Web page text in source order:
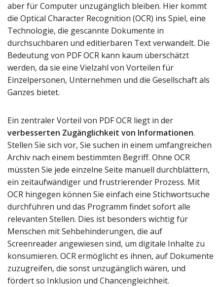
aber für Computer unzugänglich bleiben. Hier kommt
die Optical Character Recognition (OCR) ins Spiel, eine
Technologie, die gescannte Dokumente in
durchsuchbaren und editierbaren Text verwandelt. Die
Bedeutung von PDF OCR kann kaum überschätzt
werden, da sie eine Vielzahl von Vorteilen für
Einzelpersonen, Unternehmen und die Gesellschaft als
Ganzes bietet.
Ein zentraler Vorteil von PDF OCR liegt in der
verbesserten Zugänglichkeit von Informationen.
Stellen Sie sich vor, Sie suchen in einem umfangreichen
Archiv nach einem bestimmten Begriff. Ohne OCR
müssten Sie jede einzelne Seite manuell durchblättern,
ein zeitaufwändiger und frustrierender Prozess. Mit
OCR hingegen können Sie einfach eine Stichwortsuche
durchführen und das Programm findet sofort alle
relevanten Stellen. Dies ist besonders wichtig für
Menschen mit Sehbehinderungen, die auf
Screenreader angewiesen sind, um digitale Inhalte zu
konsumieren. OCR ermöglicht es ihnen, auf Dokumente
zuzugreifen, die sonst unzugänglich wären, und
fördert so Inklusion und Chancengleichheit.